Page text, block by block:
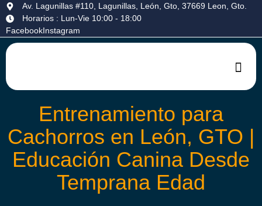
Av. Lagunillas #110, Lagunillas, León, Gto, 37669 Leon, Gto.
Horarios : Lun-Vie 10:00 - 18:00
FacebookInstagram
Entrenamiento para
Cachorros en León, GTO |
Educación Canina Desde
Temprana Edad